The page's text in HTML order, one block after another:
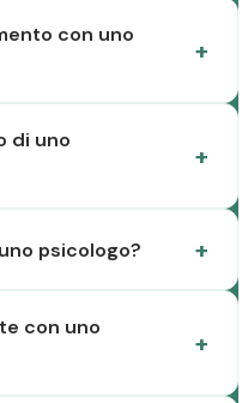
con uno
di uno
psicologo?
con uno